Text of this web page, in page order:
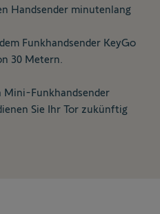
Handsender minutenlang
Funkhandsender KeyGo
30 Metern.
Mini-Funkhandsender
Sie Ihr Tor zukünftig